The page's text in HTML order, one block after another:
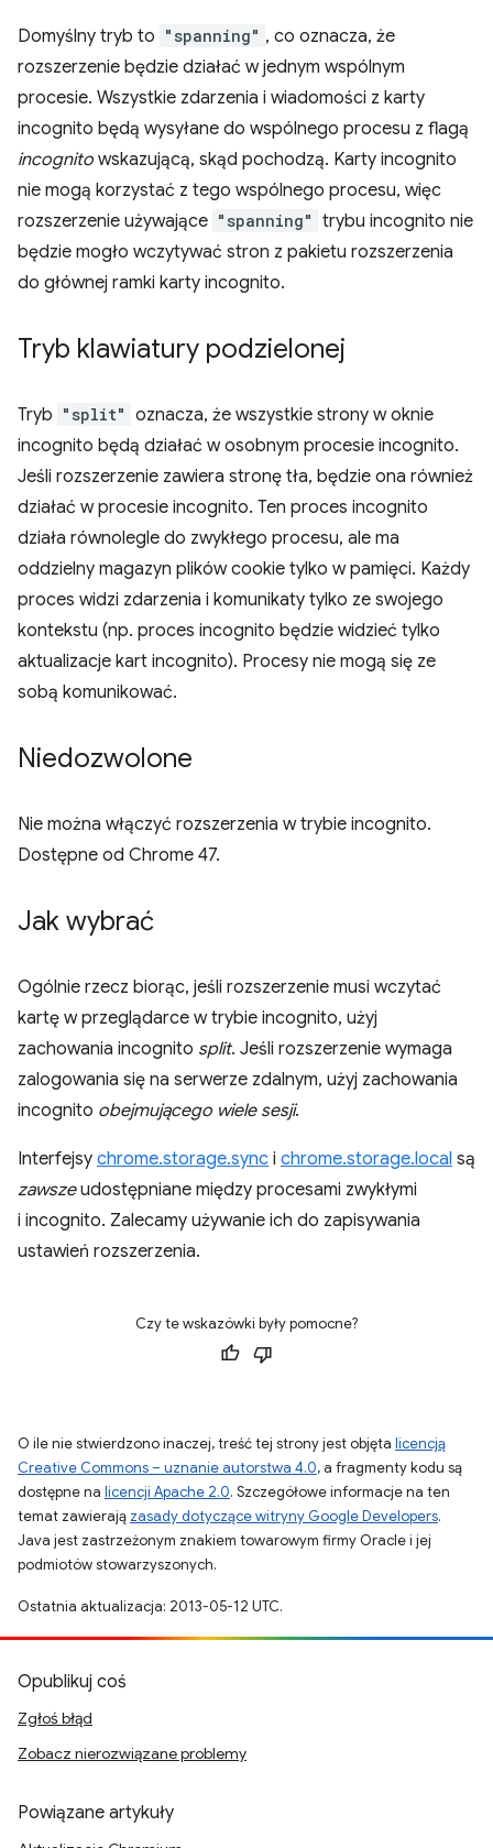
Domyślny tryb to "spanning" , co oznacza, że
rozszerzenie będzie działać w jednym wspólnym
procesie. Wszystkie zdarzenia i wiadomości z karty
incognito będą wysyłane do wspólnego procesu z flagą
incognito wskazującą, skąd pochodzą. Karty incognito
nie mogą korzystać z tego wspólnego procesu, więc
rozszerzenie używające "spanning" trybu incognito nie
będzie mogło wczytywać stron z pakietu rozszerzenia
do głównej ramki karty incognito.
Tryb klawiatury podzielonej
Tryb "split" oznacza, że wszystkie strony w oknie
incognito będą działać w osobnym procesie incognito.
Jeśli rozszerzenie zawiera stronę tła, będzie ona również
działać w procesie incognito. Ten proces incognito
działa równolegle do zwykłego procesu, ale ma
oddzielny magazyn plików cookie tylko w pamięci. Każdy
proces widzi zdarzenia i komunikaty tylko ze swojego
kontekstu (np. proces incognito będzie widzieć tylko
aktualizacje kart incognito). Procesy nie mogą się ze
sobą komunikować.
Niedozwolone
Nie można włączyć rozszerzenia w trybie incognito.
Dostępne od Chrome 47.
Jak wybrać
Ogólnie rzecz biorąc, jeśli rozszerzenie musi wczytać
kartę w przeglądarce w trybie incognito, użyj
zachowania incognito split. Jeśli rozszerzenie wymaga
zalogowania się na serwerze zdalnym, użyj zachowania
incognito obejmującego wiele sesji.
Interfejsy chrome.storage.sync i chrome.storage.local są
zawszeudostępniane między procesami zwykłymi
i incognito. Zalecamy używanie ich do zapisywania
ustawień rozszerzenia.
Czy te wskazówki były pomocne?
O ile nie stwierdzono inaczej, treść tej strony jest objęta licencją
Creative Commons – uznanie autorstwa 4.0, a fragmenty kodu są
dostępne na licencji Apache 2.0. Szczegółowe informacje na ten
temat zawierają zasady dotyczące witryny Google Developers.
Java jest zastrzeżonym znakiem towarowym firmy Oracle i jej
podmiotów stowarzyszonych.
Ostatnia aktualizacja: 2013-05-12 UTC.
Opublikuj coś
Zgłoś błąd
Zobacz nierozwiązane problemy
Powiązane artykuły